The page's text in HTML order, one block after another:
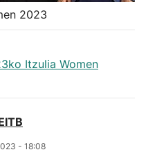
2023
Itzulia Women
- 18:08